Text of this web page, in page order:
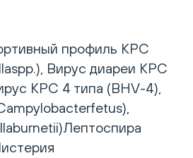
профиль КРС
Вирус диареи КРС
КРС 4 типа (BHV-4),